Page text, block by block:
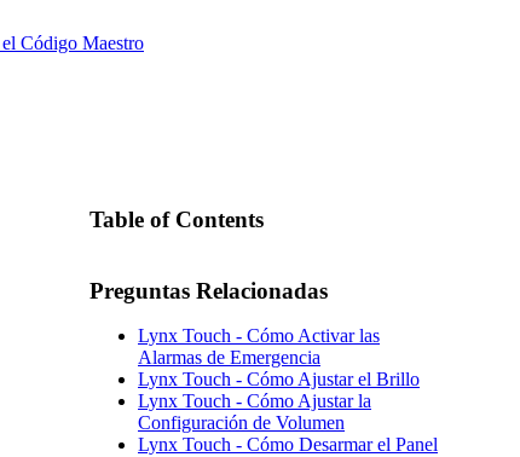
Código Maestro
Table of Contents
Preguntas Relacionadas
Lynx Touch - Cómo Activar las
Alarmas de Emergencia
Lynx Touch - Cómo Ajustar el Brillo
Lynx Touch - Cómo Ajustar la
Configuración de Volumen
Lynx Touch - Cómo Desarmar el Panel